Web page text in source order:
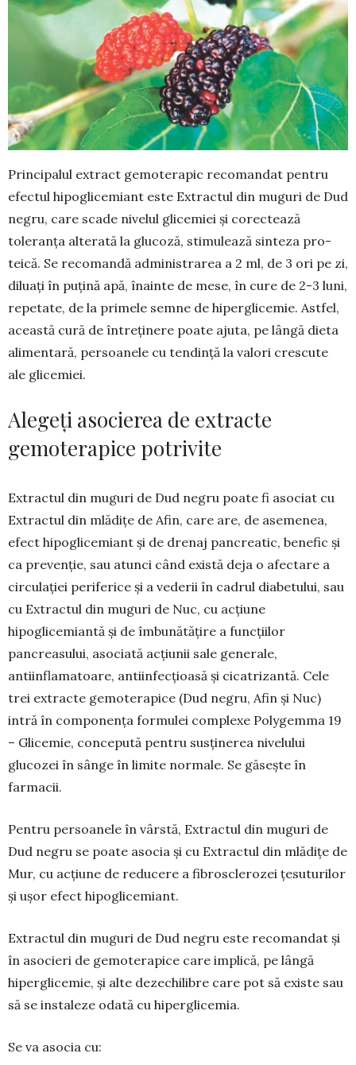
Principalul extract gemoterapic recomandat pentru
efectul hipogli­cemiant este Extractul din muguri de Dud
negru, care scade nivelul glice­miei și corectează
toleranța alterată la glucoză, stimulează sinteza pro­
teică. Se recomandă administrarea a 2 ml, de 3 ori pe zi,
diluaţi în puţină apă, înainte de mese, în cure de 2-3 luni,
repetate, de la primele semne de hiperglicemie. Astfel,
această cură de întreținere poate ajuta, pe lângă dieta
alimentară, persoanele cu tendință la valori crescute
ale glice­miei.
Alegeți asocierea de extracte
gemoterapice potrivite
Extractul din muguri de Dud negru poate fi aso­ciat cu
Extractul din mlădițe de Afin, care are, de asemenea,
efect hipoglicemiant și de drenaj pan­creatic, benefic și
ca prevenție, sau atunci când există deja o afectare a
circulației periferice și a vederii în cadrul diabetului, sau
cu Extractul din muguri de Nuc, cu acțiune
hipoglicemiantă și de îmbunătățire a funcțiilor
pancreasului, asociată acțiunii sale generale,
antiinflamatoare, antiin­fecțioasă și cicatrizantă. Cele
trei extracte gemo­terapice (Dud negru, Afin și Nuc)
intră în com­ponența formulei complexe Polygemma 19
– Glicemie, concepută pentru susținerea nivelului
glucozei în sânge în limite normale. Se găsește în
farmacii.
Pentru persoanele în vârstă, Extractul din muguri de
Dud negru se poate asocia și cu Ex­tractul din mlădițe de
Mur, cu acțiune de redu­cere a fibrosclerozei țesuturilor
și ușor efect hipo­glicemiant.
Extractul din muguri de Dud negru este re­co­mandat și
în asocieri de gemoterapice care implică, pe lângă
hiperglicemie, și alte dezechilibre care pot să existe sau
să se instaleze odată cu hiperglicemia.
Se va asocia cu: